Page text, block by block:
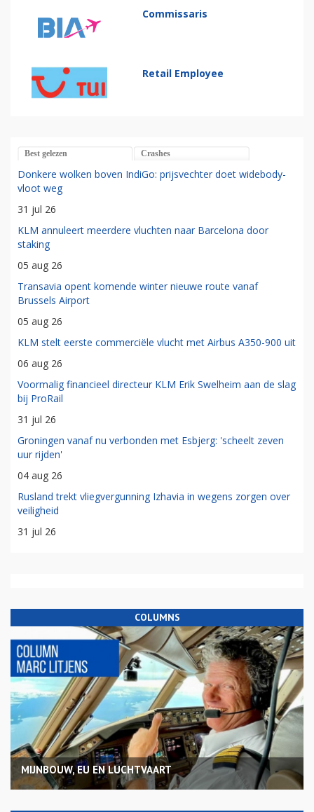
Commissaris
Retail Employee
Best gelezen Crashes
Donkere wolken boven IndiGo: prijsvechter doet widebody-
vloot weg
31 jul 26
KLM annuleert meerdere vluchten naar Barcelona door
staking
05 aug 26
Transavia opent komende winter nieuwe route vanaf
Brussels Airport
05 aug 26
KLM stelt eerste commerciële vlucht met Airbus A350-900 uit
06 aug 26
Voormalig financieel directeur KLM Erik Swelheim aan de slag
bij ProRail
31 jul 26
Groningen vanaf nu verbonden met Esbjerg: 'scheelt zeven
uur rijden'
04 aug 26
Rusland trekt vliegvergunning Izhavia in wegens zorgen over
veiligheid
31 jul 26
COLUMNS
MIJNBOUW, EU EN LUCHTVAART